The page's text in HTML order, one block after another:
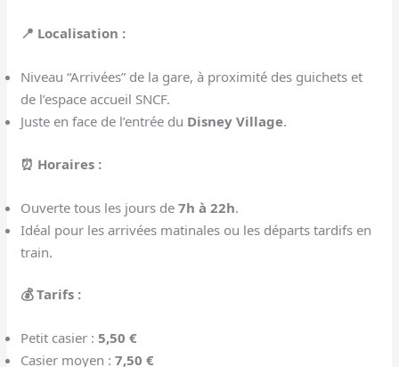
📍 Localisation :
Niveau “Arrivées” de la gare, à proximité des guichets et
de l’espace accueil SNCF.
Juste en face de l’entrée du Disney Village.
⏰ Horaires :
Ouverte tous les jours de7h à 22h.
Idéal pour les arrivées matinales ou les départs tardifs en
train.
💰 Tarifs :
Petit casier :5,50 €
Casier moyen :7,50 €